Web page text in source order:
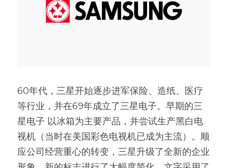
60年代，三星开始逐步进军保险、造纸、医疗
等行业，并在69年成立了三星电子。早期的三
星电子 以冰箱为主要产品，并尝试生产黑白电
视机（当时在美国彩色电视机已成为主流）。顺
应公司经营重心的转变，三星升级了全新的企业